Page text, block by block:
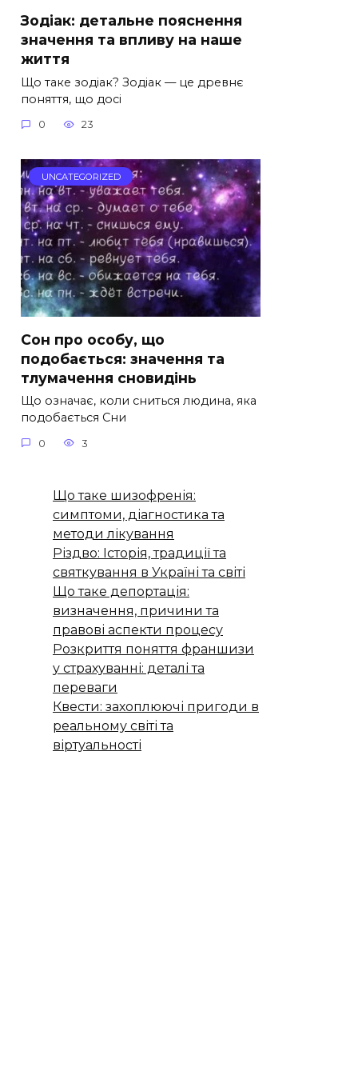
Зодіак: детальне пояснення
значення та впливу на наше
життя
Що таке зодіак? Зодіак — це древнє
поняття, що досі
0 23
UNCATEGORIZED
Сон про особу, що
подобається: значення та
тлумачення сновидінь
Що означає, коли сниться людина, яка
подобається Сни
0 3
Що таке шизофренія:
симптоми, діагностика та
методи лікування
Різдво: Історія, традиції та
святкування в Україні та світі
Що таке депортація:
визначення, причини та
правові аспекти процесу
Розкриття поняття франшизи
у страхуванні: деталі та
переваги
Квести: захоплюючі пригоди в
реальному світі та
віртуальності